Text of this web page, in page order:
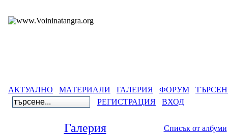
АКТУАЛНО МАТЕРИАЛИ ГАЛЕРИЯ ФОРУМ
РЕГИСТРАЦИЯ
ВХОД
Галерия Списък от албуми